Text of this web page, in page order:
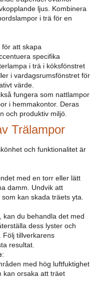
ljus. Kombinera
i trä för en
att skapa
specifika
i trä i köksfönstret
i vardagsrumsfönstret för
värde.
fungera som nattlampor
i hemmakontor. Deras
och produktiv miljö.
Trälampor
och funktionalitet är
med en torr eller lätt
damm. Undvik att
kan skada träets yta.
kan du behandla det med
dess lyster och
Följ tillverkarens
resultat.
:
med hög luftfuktighet
kan orsaka att träet